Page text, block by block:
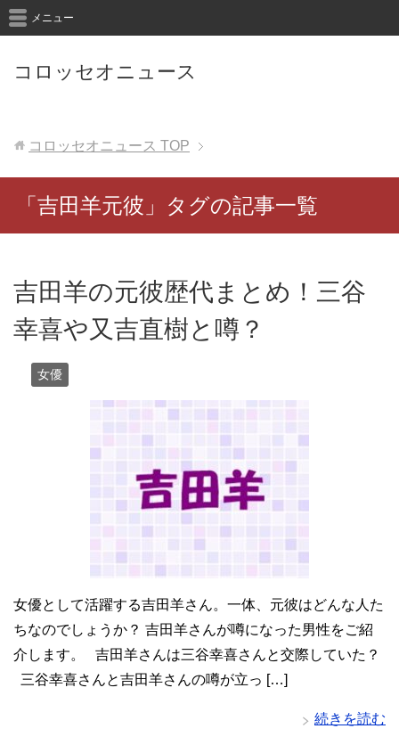
コロッセオニュース
メニュー
コロッセオニュース TOP
「吉田羊元彼」タグの記事一覧
吉田羊の元彼歴代まとめ！三谷
幸喜や又吉直樹と噂？
女優
女優として活躍する吉田羊さん。一体、元彼はどんな人た
ちなのでしょうか？ 吉田羊さんが噂になった男性をご紹
介します。 吉田羊さんは三谷幸喜さんと交際していた？
三谷幸喜さんと吉田羊さんの噂が立っ […]
続きを読む